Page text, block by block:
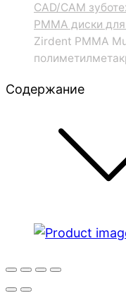
CAD/CAM
PMMA диски
Zirdent PMMA
Содержание